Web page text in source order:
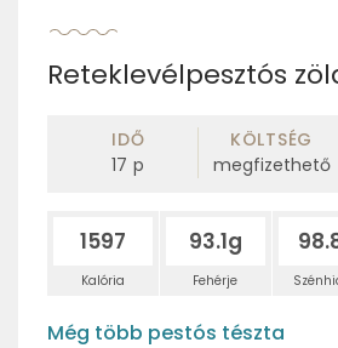
Reteklevélpesztós
IDŐ
17 p
KÖLTSÉG
megfizethető
1597
Kalória
93.1g
Fehérje
Még több pestós tészta